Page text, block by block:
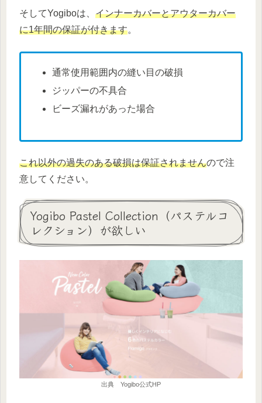
そしてYogiboは、 インナーカバーとアウターカバー
に1年間の保証が付きます。
通常使用範囲内の縫い目の破損
ジッパーの不具合
ビーズ漏れがあった場合
これ以外の過失のある破損は保証されませんので注
意してください。
Yogibo Pastel Collection（パステルコ
レクション）が欲しい
出典 Yogibo公式HP